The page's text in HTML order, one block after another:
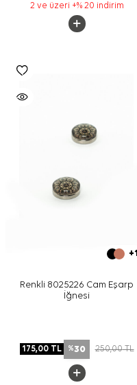
2 ve üzeri +% 20 indirim
+1
Renkli 8025226 Cam Eşarp
İğnesi
175,00TL %30 250,00TL